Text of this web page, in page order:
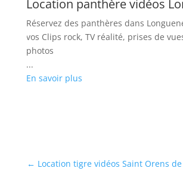
Location panthère vidéos
Réservez des panthères dans
vos Clips rock, TV réalité, prises de
photos
...
En savoir plus
← Location tigre vidéos Saint Orens